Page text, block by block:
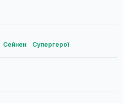
Сейнен Супергерої